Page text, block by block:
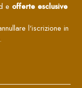
e offerte esclusive
l'iscrizione in